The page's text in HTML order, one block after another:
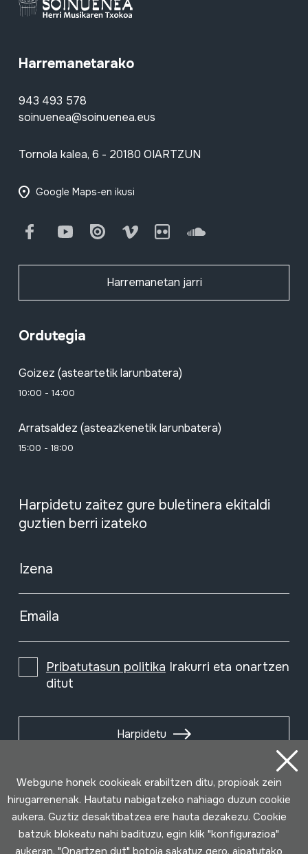
Harremanetarako
943 493 578
soinuenea@soinuenea.eus
Tornola kalea, 6 - 20180 OIARTZUN
Google Maps-en ikusi
FacebookYoutube Issuu Vimeo Flickr SoundCloud
Harremanetan jarri
Ordutegia
Goizez (asteartetik larunbatera)
10:00 - 14:00
Arratsaldez (asteazkenetik larunbatera)
15:00 - 18:00
Harpidetu zaitez gure buletinera ekitaldi
guztien berri izateko
Izena
Emaila
Pribatutasun politika Irakurri eta onartzen
ditut
Harpidetu
Webgune honek cookieak erabiltzen ditu, propioak zein
hirugarrenenak. Hautatu nabigatzeko nahiago duzun cookie
aukera. Guztiz desaktibatzea ere hauta dezakezu. Cookie
batzuk blokeatu nahi badituzu, egin klik "konfigurazioa"
aukeran. "Onartzen dut" botoia sakatuz gero, aipatutako